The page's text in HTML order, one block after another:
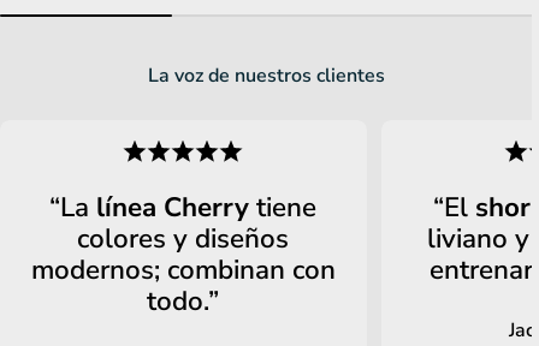
La voz de nuestros clientes
“La línea Cherrytiene
colores y diseños
modernos; combinan con
todo.”
“El
liviano y